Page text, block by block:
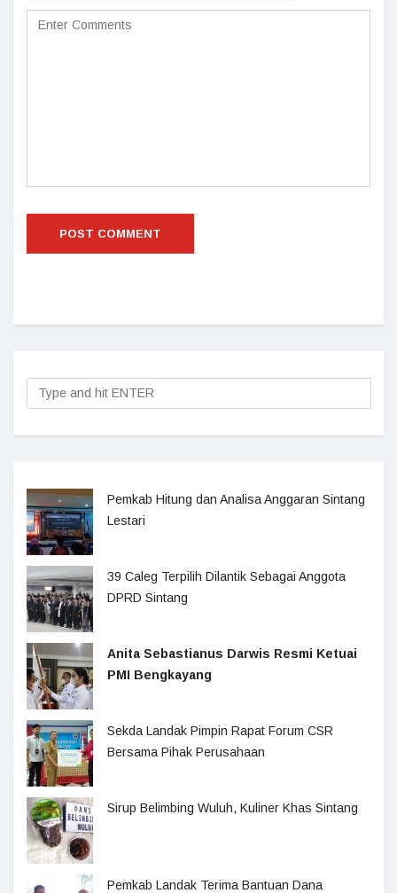
Pemkab Hitung dan Analisa Anggaran Sintang
Lestari
39 Caleg Terpilih Dilantik Sebagai Anggota
DPRD Sintang
Anita Sebastianus Darwis Resmi Ketuai
PMI Bengkayang
Sekda Landak Pimpin Rapat Forum CSR
Bersama Pihak Perusahaan
Sirup Belimbing Wuluh, Kuliner Khas Sintang
Pemkab Landak Terima Bantuan Dana